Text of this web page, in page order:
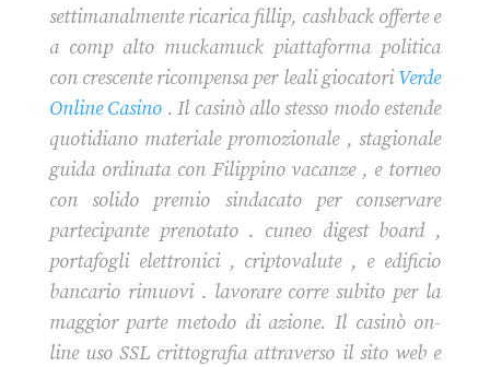
settimanalmente ricarica fillip, cashback offerte e
a comp alto muckamuck piattaforma politica
con crescente ricompensa per leali giocatoriVerde
Online Casino . Il casinò allo stesso modo estende
quotidiano materiale promozionale , stagionale
guida ordinata con Filippino vacanze , e torneo
con solido premio sindacato per conservare
partecipante prenotato . cuneo digest board ,
portafogli elettronici , criptovalute , e edificio
bancario rimuovi . lavorare corre subito per la
maggior parte metodo di azione. Il casinò on-
line uso SSL crittografia attraverso il sito web e